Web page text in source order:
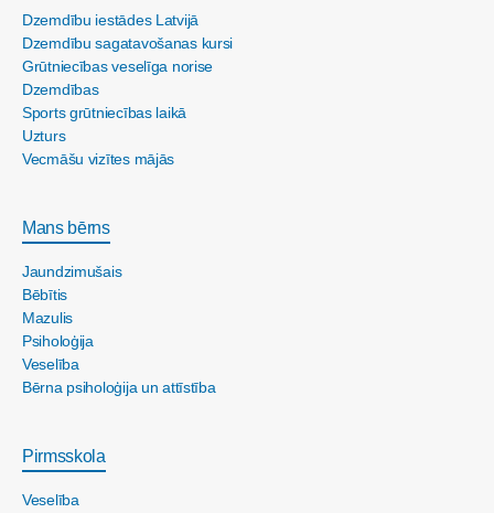
Dzemdību iestādes Latvijā
Dzemdību sagatavošanas kursi
Grūtniecības veselīga norise
Dzemdības
Sports grūtniecības laikā
Uzturs
Vecmāšu vizītes mājās
Mans bērns
Jaundzimušais
Bēbītis
Mazulis
Psiholoģija
Veselība
Bērna psiholoģija un attīstība
Pirmsskola
Veselība